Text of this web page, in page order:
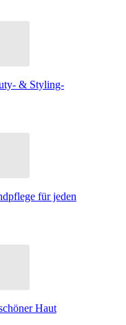
& Styling-
für jeden
Haut